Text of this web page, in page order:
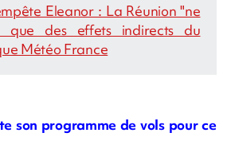
Eleanor : La Réunion "ne
que des effets indirects du
Météo France
son programme de vols pour ce